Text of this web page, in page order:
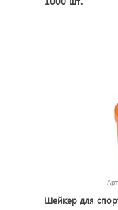
Шейкер для